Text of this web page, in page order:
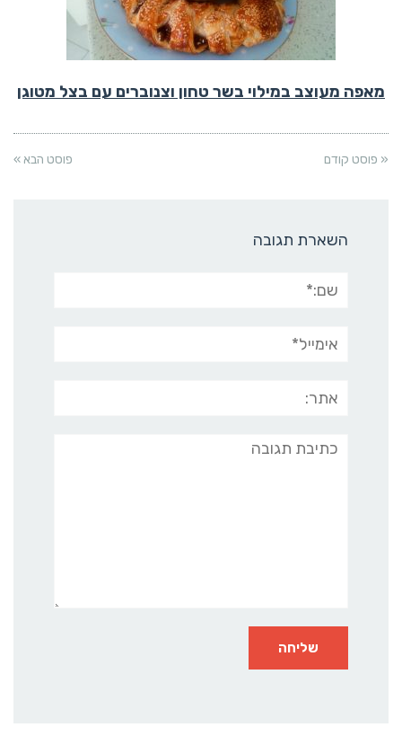
מאפה מעוצב במילוי בשר טחון וצנוברים עם בצל מטוגן
« פוסט קודם פוסט הבא »
השארת תגובה
אימייל*
תגובה